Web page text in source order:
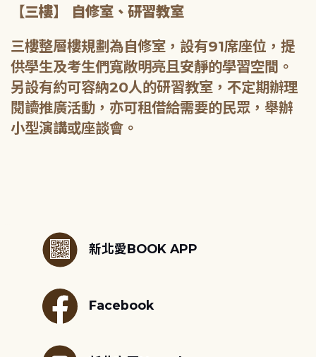
【三樓】 自修室、研習教室
三樓整層樓規劃為自修室，設有91席座位，提
供學生及考生們寬敞明亮且安靜的學習空間。
另設有約可容納20人的研習教室，不定期辦理
閱讀推廣活動，亦可租借給需要的民眾，舉辦
小型演講或座談會。
新北愛BOOK APP
Facebook